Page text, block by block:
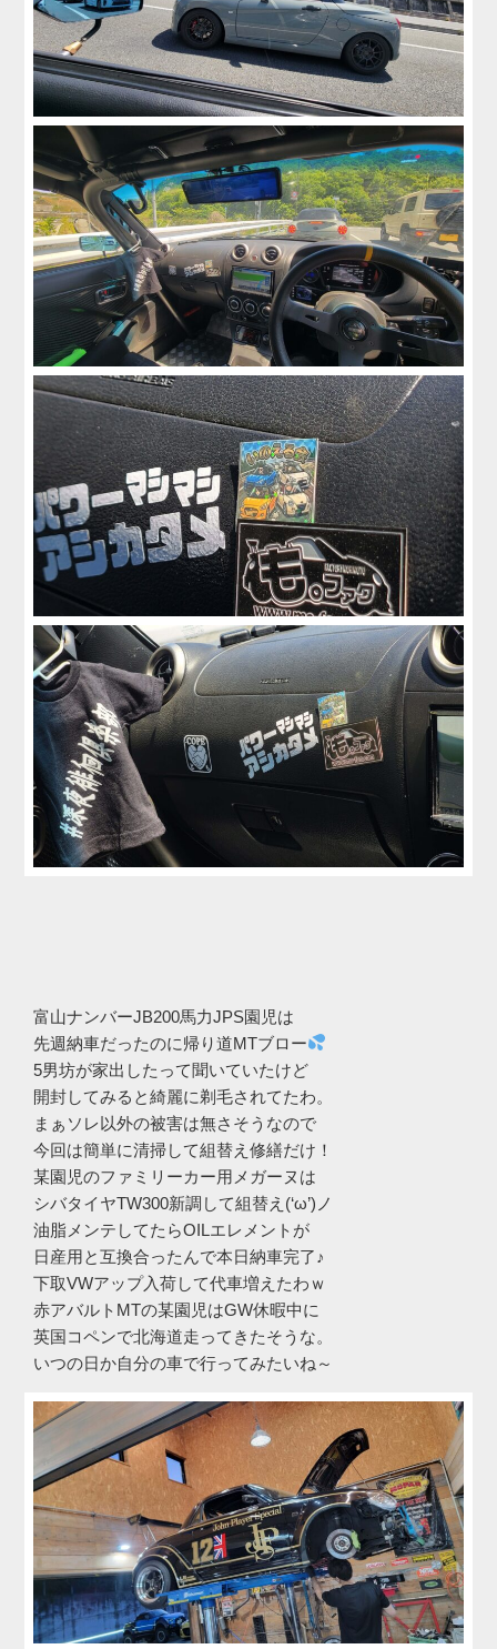
富山ナンバーJB200馬力JPS園児は
先週納車だったのに帰り道MTブロー
5男坊が家出したって聞いていたけど
開封してみると綺麗に剃毛されてたわ。
まぁソレ以外の被害は無さそうなので
今回は簡単に清掃して組替え修繕だけ！
某園児のファミリーカー用メガーヌは
シバタイヤTW300新調して組替え(‘ω’)ノ
油脂メンテしてたらOILエレメントが
日産用と互換合ったんで本日納車完了♪
下取VWアップ入荷して代車増えたわｗ
赤アバルトMTの某園児はGW休暇中に
英国コペンで北海道走ってきたそうな。
いつの日か自分の車で行ってみたいね～